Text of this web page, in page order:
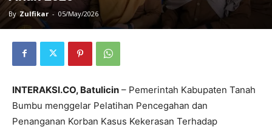
By Zulfikar - 05/May/2026
INTERAKSI.CO, Batulicin – Pemerintah Kabupaten Tanah
Bumbu menggelar Pelatihan Pencegahan dan
Penanganan Korban Kasus Kekerasan Terhadap